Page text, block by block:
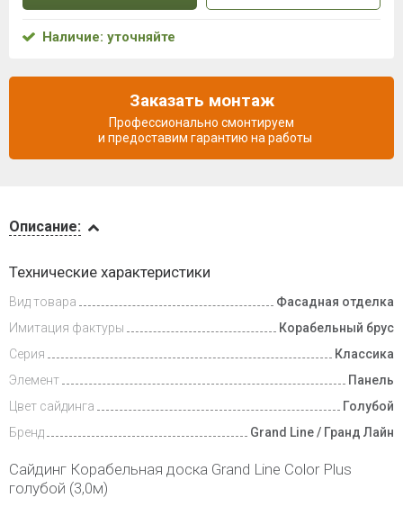
и оплата
Описание:
Технические характеристики
Вид товара
Фасадная отделка
Имитация фактуры
Корабельный брус
Серия
Классика
Элемент
Панель
Цвет сайдинга
Голубой
Бренд
Grand Line / Гранд Лайн
Сайдинг Корабельная доска Grand Line Color Plus
голубой (3,0м)
Наличие: уточняйте
Заказать монтаж
Профессионально смонтируем
и предоставим гарантию на работы